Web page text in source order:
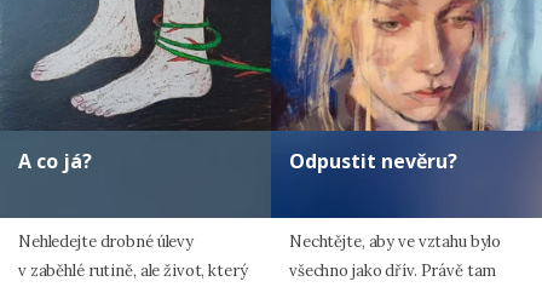
A co já?
Nehledejte drobné úlevy
v zaběhlé rutině, ale život, který
Odpustit nevěru?
Nechtějte, aby ve vztahu bylo
všechno jako dřív. Právě tam